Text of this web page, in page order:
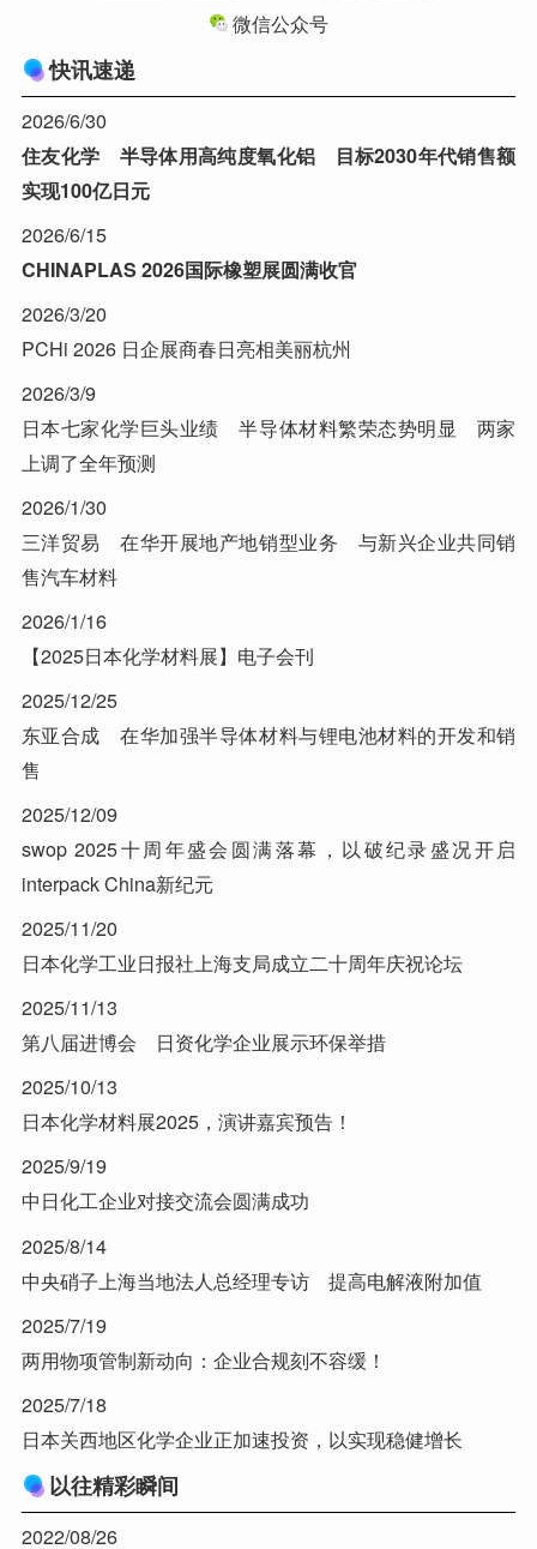
微信公众号
快讯速递
2026/6/30
住友化学 半导体用高纯度氧化铝 目标2030年代销售额
实现100亿日元
2026/6/15
CHINAPLAS 2026国际橡塑展圆满收官
2026/3/20
PCHi 2026 日企展商春日亮相美丽杭州
2026/3/9
日本七家化学巨头业绩 半导体材料繁荣态势明显 两家
上调了全年预测
2026/1/30
三洋贸易 在华开展地产地销型业务 与新兴企业共同销
售汽车材料
2026/1/16
【2025日本化学材料展】电子会刊
2025/12/25
东亚合成 在华加强半导体材料与锂电池材料的开发和销
售
2025/12/09
swop 2025十周年盛会圆满落幕，以破纪录盛况开启
interpack China新纪元
2025/11/20
日本化学工业日报社上海支局成立二十周年庆祝论坛
2025/11/13
第八届进博会 日资化学企业展示环保举措
2025/10/13
日本化学材料展2025，演讲嘉宾预告！
2025/9/19
中日化工企业对接交流会圆满成功
2025/8/14
中央硝子上海当地法人总经理专访 提高电解液附加值
2025/7/19
两用物项管制新动向：企业合规刻不容缓！
2025/7/18
日本关西地区化学企业正加速投资，以实现稳健增长
以往精彩瞬间
2022/08/26